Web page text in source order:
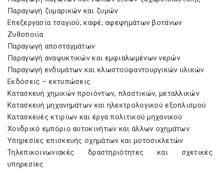
Παραγωγή ζυμαρικών και ζυμών
Επεξεργασία τσαγιού, καφέ, αφεψημάτων βοτάνων
Ζυθοποιία
Παραγωγή αποσταγμάτων
Παραγωγή αναψυκτικών και εμφιαλωμένων νερών
Παραγωγή ενδυμάτων και κλωστοϋφαντουργικών υλικών
Εκδόσεις – εκτυπώσεις
Κατασκευή χημικών προϊόντων, πλαστικών, μεταλλικών
Κατασκευή μηχανημάτων και ηλεκτρολογικού εξοπλισμού
Κατασκευές κτιρίων και έργα πολιτικού μηχανικού
Χονδρικό εμπόριο αυτοκινήτων και άλλων οχημάτων
Υπηρεσίες επισκευής οχημάτων και μοτοσικλετών
Τηλεπικοινωνιακές δραστηριότητες και σχετικές
υπηρεσίες